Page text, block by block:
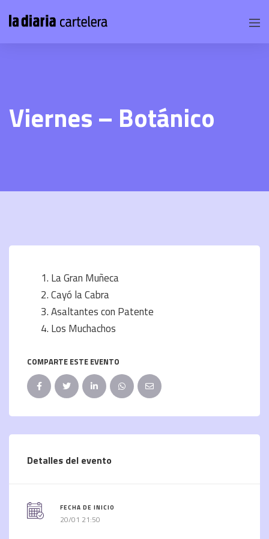
Viernes – Botánico
La Gran Muñeca
Cayó la Cabra
Asaltantes con Patente
Los Muchachos
COMPARTE ESTE EVENTO
Detalles del evento
FECHA DE INICIO
20/01 21:50